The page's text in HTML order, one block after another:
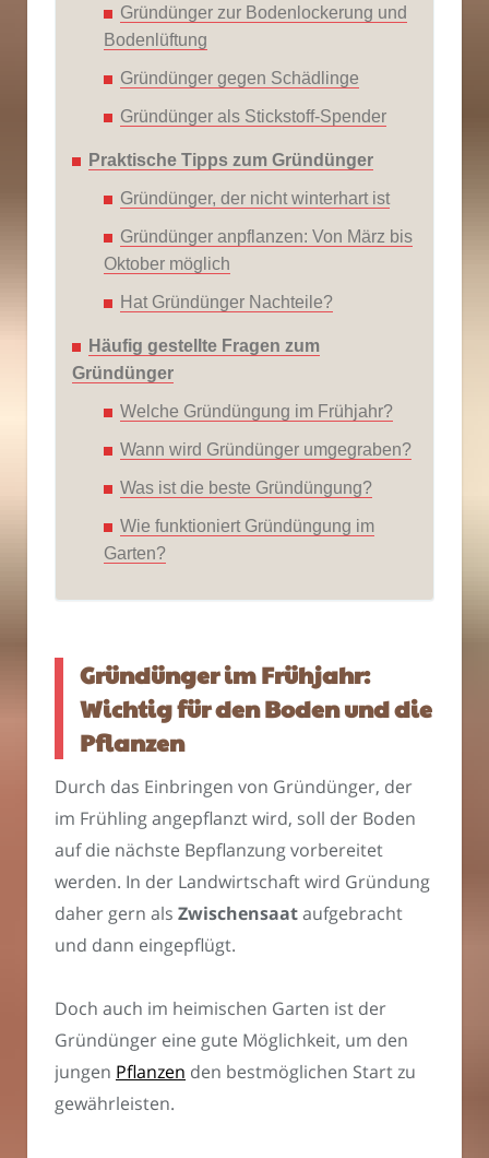
Gründünger zur Bodenlockerung und
Bodenlüftung
Gründünger gegen Schädlinge
Gründünger als Stickstoff-Spender
Praktische Tipps zum Gründünger
Gründünger, der nicht winterhart ist
Gründünger anpflanzen: Von März bis
Oktober möglich
Hat Gründünger Nachteile?
Häufig gestellte Fragen zum
Gründünger
Welche Gründüngung im Frühjahr?
Wann wird Gründünger umgegraben?
Was ist die beste Gründüngung?
Wie funktioniert Gründüngung im
Garten?
Gründünger im Frühjahr:
Wichtig für den Boden und die
Pflanzen
Durch das Einbringen von Gründünger, der
im Frühling angepflanzt wird, soll der Boden
auf die nächste Bepflanzung vorbereitet
werden. In der Landwirtschaft wird Gründung
daher gern als Zwischensaataufgebracht
und dann eingepflügt.
Doch auch im heimischen Garten ist der
Gründünger eine gute Möglichkeit, um den
jungen Pflanzen den bestmöglichen Start zu
gewährleisten.